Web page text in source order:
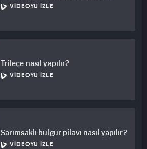
VIDEOYU İZLE
Trileçe nasıl yapılır?
VIDEOYU İZLE
Sarımsaklı bulgur pilavı nasıl yapılır?
VIDEOYU İZLE